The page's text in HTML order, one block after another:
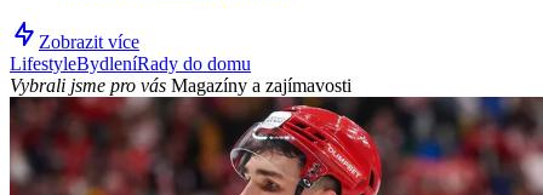
Zobrazit více
LifestyleBydleníRady do domu
Vybrali jsme pro vás Magazíny a zajímavosti